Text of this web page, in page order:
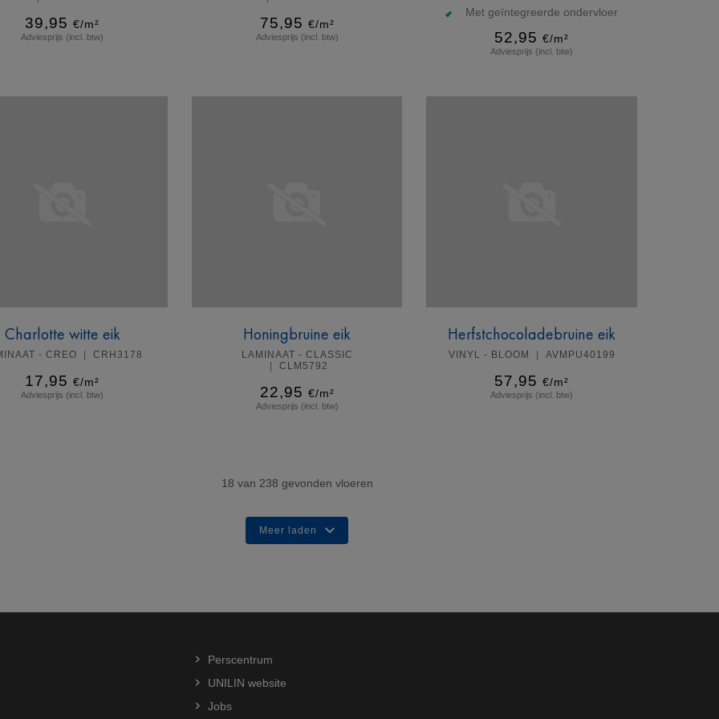
39,95 €/m²
Adviesprijs (incl. btw)
75,95 €/m²
Adviesprijs (incl. btw)
Met geïntegreerde ondervloer
52,95 €/m²
Adviesprijs (incl. btw)
Charlotte witte eik
- CREO CRH3178
17,95 €/m²
Adviesprijs (incl. btw)
Honingbruine eik
LAMINAAT - CLASSIC
CLM5792
22,95 €/m²
Adviesprijs (incl. btw)
Herfstchocoladebruine eik
VINYL - BLOOM AVMPU40199
57,95 €/m²
Adviesprijs (incl. btw)
18 van 238 gevonden vloeren
Meer laden
Perscentrum
UNILIN website
Jobs